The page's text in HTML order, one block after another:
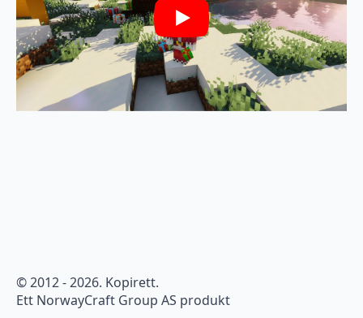
Play
© 2012 - 2026. Kopirett.
Ett NorwayCraft Group AS produkt